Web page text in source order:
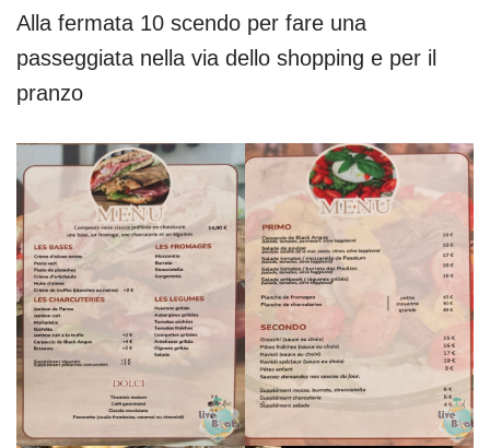
Alla fermata 10 scendo per fare una
passeggiata nella via dello shopping e per il
pranzo